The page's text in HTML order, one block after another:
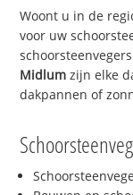
Woont u in de
voor uw
Midlum zijn elke
dakpannen of